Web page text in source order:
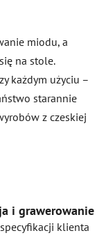
miodu, a
na stole.
każdym użyciu –
starannie
z czeskiej
i grawerowanie
klienta